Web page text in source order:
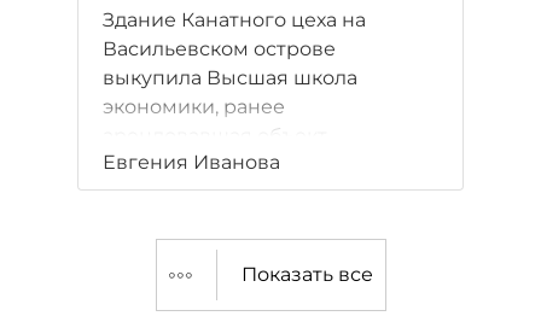
Здание Канатного цеха на
Васильевском острове
выкупила Высшая школа
экономики, ранее
арендовавшая объект.
Евгения Иванова
Показать все